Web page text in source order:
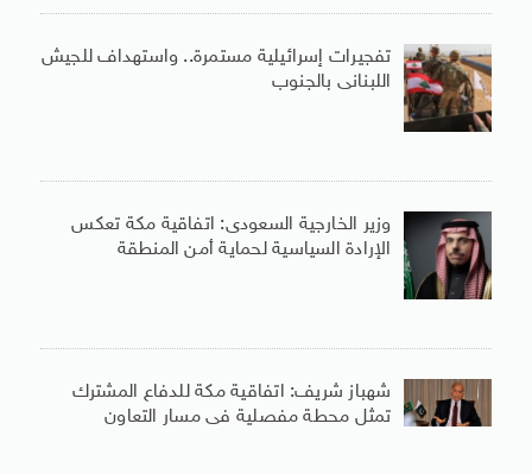
تفجيرات إسرائيلية مستمرة.. واستهداف للجيش
اللبنانى بالجنوب
وزير الخارجية السعودى: اتفاقية مكة تعكس
الإرادة السياسية لحماية أمن المنطقة
شهباز شريف: اتفاقية مكة للدفاع المشترك
تمثل محطة مفصلية فى مسار التعاون